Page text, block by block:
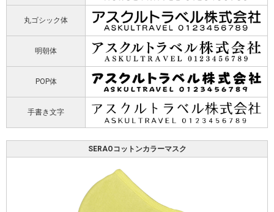
丸ゴシック体
明朝体
POP体
手書き文字
SERAOコットンカラーマスク